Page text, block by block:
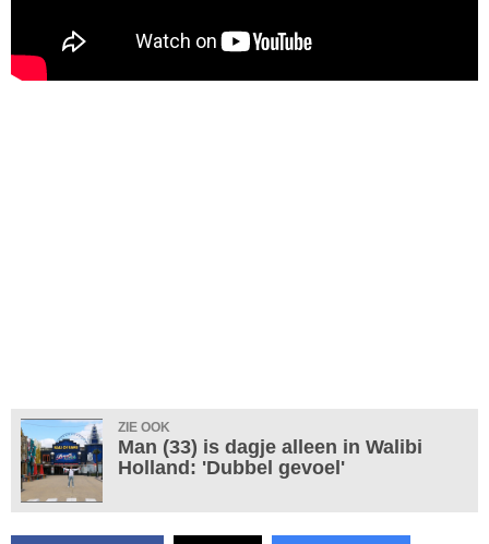
ZIE OOK
Man (33) is dagje alleen in Walibi
Holland: 'Dubbel gevoel'